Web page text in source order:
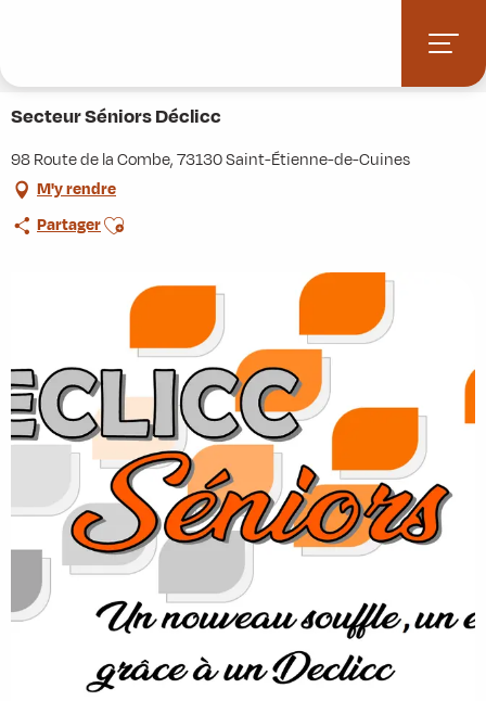
principal
Secteur Séniors Déclicc
98 Route de la Combe, 73130 Saint-Étienne-de-Cuines
M'y rendre
PartagerAjouter aux favoris